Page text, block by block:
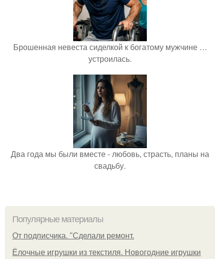
Брошенная невеста сиделкой к богатому мужчине …
устроилась.
Два года мы были вместе - любовь, страсть, планы на
свадьбу.
Популярные материалы
От подписчика. "Сделали ремонт.
Ёлочные игрушки из текстиля. Новогодние игрушки